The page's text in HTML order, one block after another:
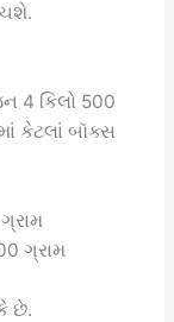
4 કિલો 500
કેટલાં બૉક્સ
ગ્રામ
છે.